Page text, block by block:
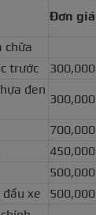
Đơn giá
chữa
trước
300,000
đen
300,000
700,000
450,000
500,000
đầu xe
500,000